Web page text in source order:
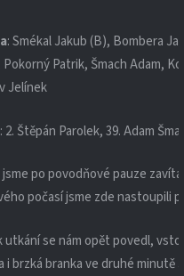
: Smékal Jakub (B), Bombera
Pokorný Patrik, Šmach Adam,
Jelínek
: 2. Štěpán Parolek, 39. Adam Šmach
jsme po povodňové pauze
počasí jsme zde nastoupili
utkání se nám opět povedl,
i brzká branka ve druhé minutě